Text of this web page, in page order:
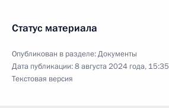
Статус материала
Опубликован в разделе:Документы
Дата публикации:8 августа 2024 года, 15:35
Текстовая версия